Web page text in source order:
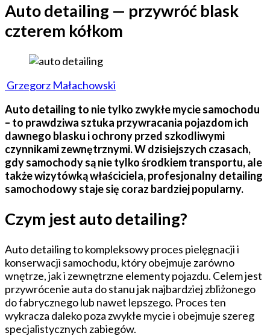
Auto detailing — przywróć blask
czterem kółkom
Grzegorz Małachowski
Auto detailing to nie tylko zwykłe mycie samochodu
– to prawdziwa sztuka przywracania pojazdom ich
dawnego blasku i ochrony przed szkodliwymi
czynnikami zewnętrznymi. W dzisiejszych czasach,
gdy samochody są nie tylko środkiem transportu, ale
także wizytówką właściciela, profesjonalny detailing
samochodowy staje się coraz bardziej popularny.
Czym jest auto detailing?
Auto detailing to kompleksowy proces pielęgnacji i
konserwacji samochodu, który obejmuje zarówno
wnętrze, jak i zewnętrzne elementy pojazdu. Celem jest
przywrócenie auta do stanu jak najbardziej zbliżonego
do fabrycznego lub nawet lepszego. Proces ten
wykracza daleko poza zwykłe mycie i obejmuje szereg
specjalistycznych zabiegów.